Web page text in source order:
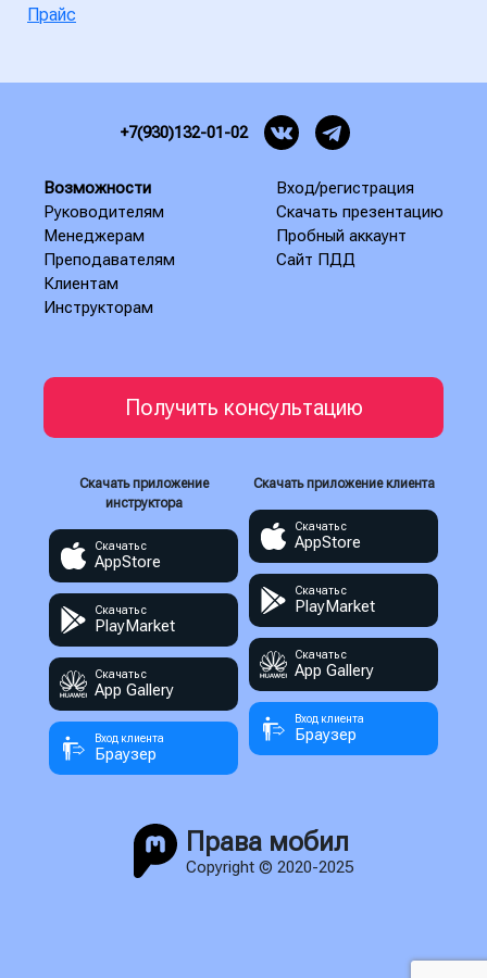
Прайс
Получить консультацию
Возможности
Руководителям
Менеджерам
Преподавателям
Клиентам
Инструкторам
Вход/регистрация
Скачать презентацию
Пробный аккаунт
Сайт ПДД
+7(930)132-01-02
Права мобил
Copyright © 2020-2025
Скачать приложение
инструктора
Скачать с
AppStore
Скачать с
PlayMarket
Скачать с
App Gallery
Вход клиента
Браузер
Скачать приложение клиента
Скачать с
AppStore
Скачать с
PlayMarket
Скачать с
App Gallery
Вход клиента
Браузер